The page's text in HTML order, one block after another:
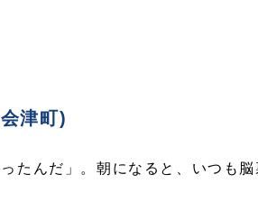
津町)
たんだ」。朝になると、いつも脳